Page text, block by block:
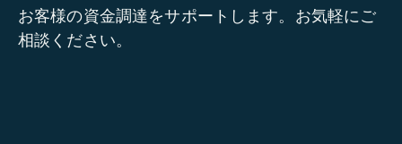
お客様の資金調達をサポートします。お気軽にご
相談ください。